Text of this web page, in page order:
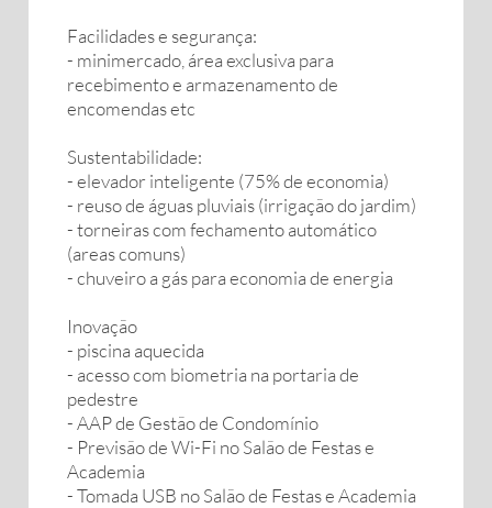
Facilidades e segurança:
- minimercado, área exclusiva para
recebimento e armazenamento de
encomendas etc
Sustentabilidade:
- elevador inteligente (75% de economia)
- reuso de águas pluviais (irrigação do jardim)
- torneiras com fechamento automático
(areas comuns)
- chuveiro a gás para economia de energia
Inovação
- piscina aquecida
- acesso com biometria na portaria de
pedestre
- AAP de Gestão de Condomínio
- Previsão de Wi-Fi no Salão de Festas e
Academia
- Tomada USB no Salão de Festas e Academia